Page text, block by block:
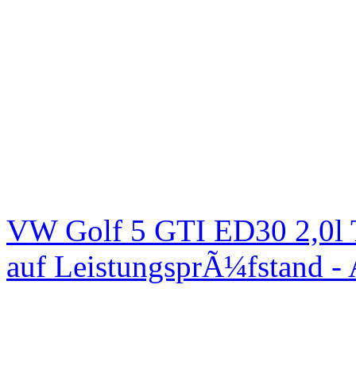
VW Golf 5 GTI ED30 2,0l
auf LeistungsprÃ¼fstand